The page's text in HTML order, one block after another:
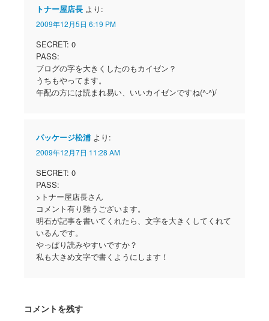
トナー屋店長 より:
2009年12月5日 6:19 PM
SECRET: 0
PASS:
ブログの字を大きくしたのもカイゼン？
うちもやってます。
年配の方には読まれ易い、いいカイゼンですね(^-^)/
パッケージ松浦 より:
2009年12月7日 11:28 AM
SECRET: 0
PASS:
>トナー屋店長さん
コメント有り難うございます。
明石が記事を書いてくれたら、文字を大きくしてくれて
いるんです。
やっぱり読みやすいですか？
私も大きめ文字で書くようにします！
コメントを残す